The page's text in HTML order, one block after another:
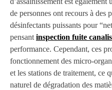
de personnes ont recours à des
désinfectants puissants pour
pensant inspection fuite
performance. Cependant, ces
fonctionnement des micro-
et les stations de traitement, ce
naturel de dégradation des